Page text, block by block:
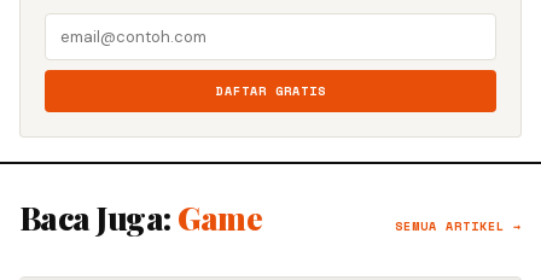
DAFTAR GRATIS
Baca Juga: Game SEMUA ARTIKEL →